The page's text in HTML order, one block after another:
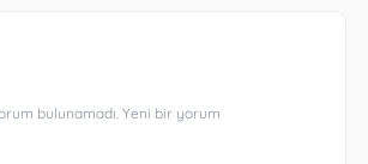
bulunamadı. Yeni bir yorum